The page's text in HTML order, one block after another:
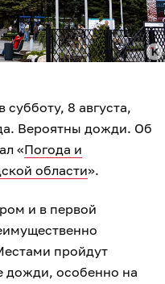
8 августа,
Вероятны дожди. Об
«Погода и
области».
и в первой
пройдут
дожди, особенно на